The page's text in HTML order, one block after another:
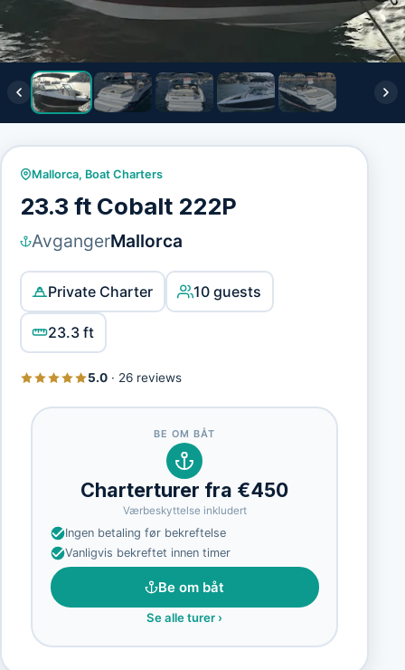
Mallorca, Boat Charters
23.3 ft Cobalt 222P
AvgangerMallorca
Private Charter 10 guests
23.3 ft
5.0· 26 reviews
BE OM BÅT
Charterturer fra €450
Værbeskyttelse inkludert
Ingen betaling før bekreftelse
Vanligvis bekreftet innen timer
Be om båt
Se alle turer ›